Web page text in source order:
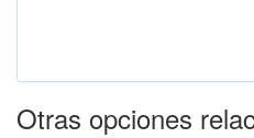
Otras opciones